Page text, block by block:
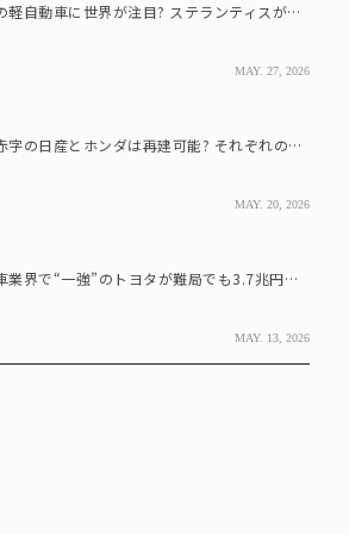
日本の軽自動車に世界が注目? ステランティスが「E-car」参入を表明
MAY. 27, 2026
巨額赤字の日産とホンダは再建可能? それぞれの進む道を考える
MAY. 20, 2026
自動車業界で“一強”のトヨタが難局でも3.7兆円の利益を叩き出せる理由
MAY. 13, 2026